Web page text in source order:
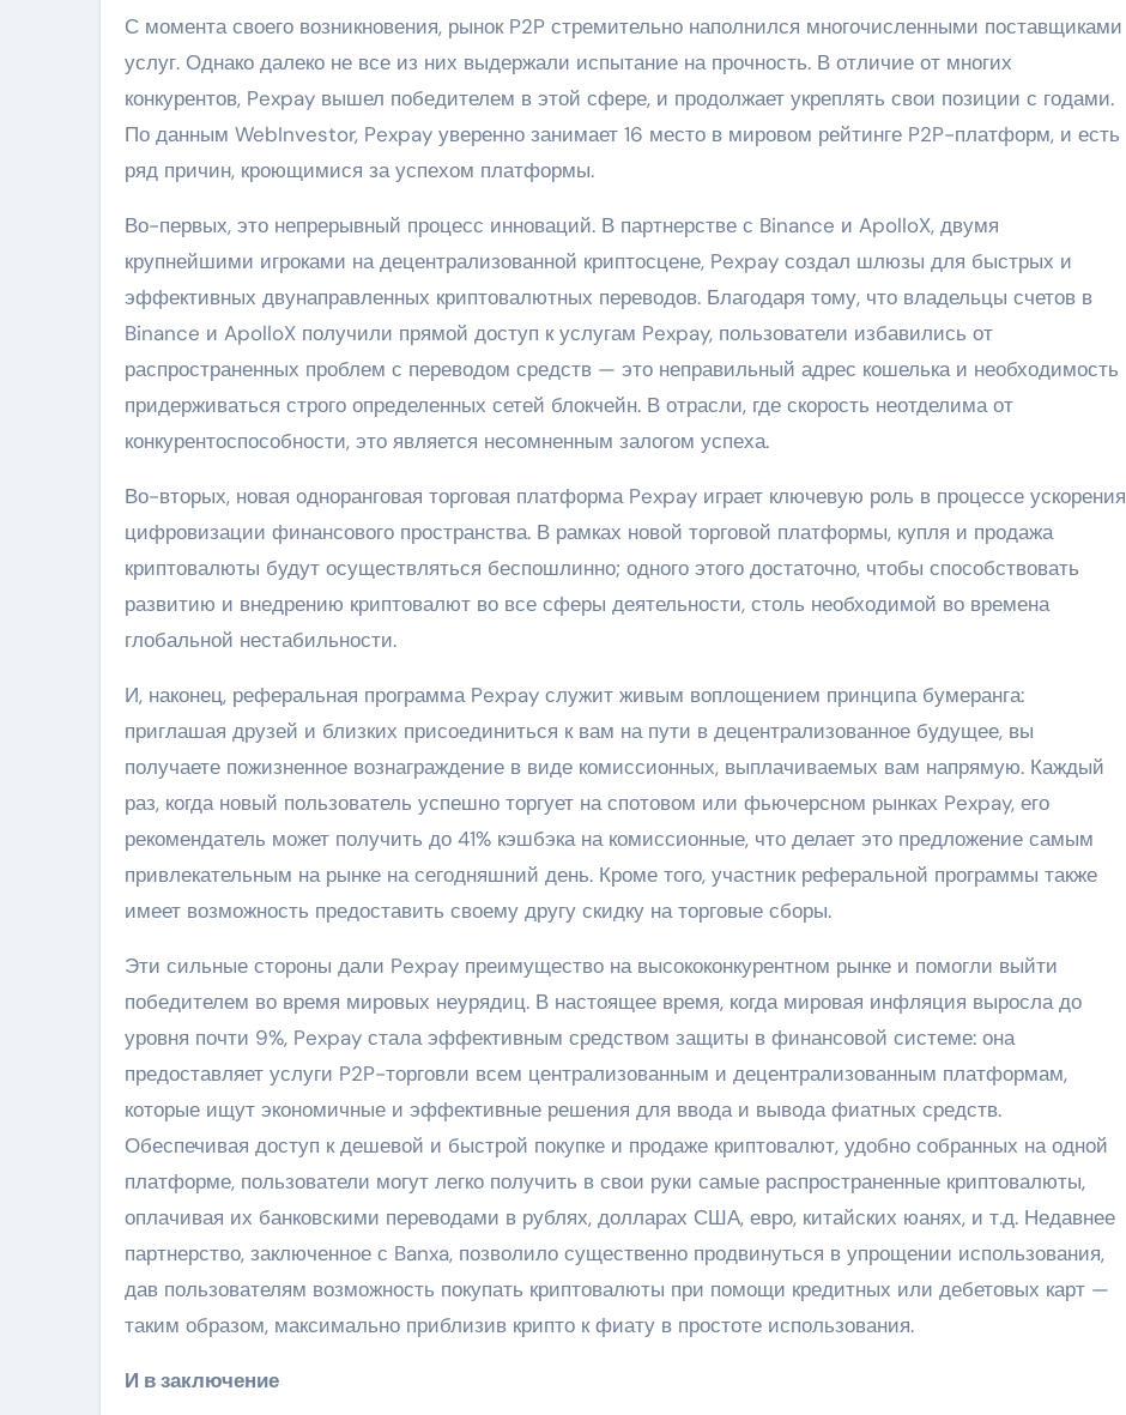
С момента своего возникновения, рынок P2P стремительно наполнился многочисленными поставщиками
услуг. Однако далеко не все из них выдержали испытание на прочность. В отличие от многих
конкурентов, Pexpay вышел победителем в этой сфере, и продолжает укреплять свои позиции с годами.
По данным WebInvestor, Pexpay уверенно занимает 16 место в мировом рейтинге P2P-платформ, и есть
ряд причин, кроющимися за успехом платформы.
Во-первых, это непрерывный процесс инноваций. В партнерстве с Binance и ApolloX, двумя
крупнейшими игроками на децентрализованной криптосцене, Pexpay создал шлюзы для быстрых и
эффективных двунаправленных криптовалютных переводов. Благодаря тому, что владельцы счетов в
Binance и ApolloX получили прямой доступ к услугам Pexpay, пользователи избавились от
распространенных проблем с переводом средств — это неправильный адрес кошелька и необходимость
придерживаться строго определенных сетей блокчейн. В отрасли, где скорость неотделима от
конкурентоспособности, это является несомненным залогом успеха.
Во-вторых, новая одноранговая торговая платформа Pexpay играет ключевую роль в процессе ускорения
цифровизации финансового пространства. В рамках новой торговой платформы, купля и продажа
криптовалюты будут осуществляться беспошлинно; одного этого достаточно, чтобы способствовать
развитию и внедрению криптовалют во все сферы деятельности, столь необходимой во времена
глобальной нестабильности.
И, наконец, реферальная программа Pexpay служит живым воплощением принципа бумеранга:
приглашая друзей и близких присоединиться к вам на пути в децентрализованное будущее, вы
получаете пожизненное вознаграждение в виде комиссионных, выплачиваемых вам напрямую. Каждый
раз, когда новый пользователь успешно торгует на спотовом или фьючерсном рынках Pexpay, его
рекомендатель может получить до 41% кэшбэка на комиссионные, что делает это предложение самым
привлекательным на рынке на сегодняшний день. Кроме того, участник реферальной программы также
имеет возможность предоставить своему другу скидку на торговые сборы.
Эти сильные стороны дали Pexpay преимущество на высококонкурентном рынке и помогли выйти
победителем во время мировых неурядиц. В настоящее время, когда мировая инфляция выросла до
уровня почти 9%, Pexpay стала эффективным средством защиты в финансовой системе: она
предоставляет услуги P2P-торговли всем централизованным и децентрализованным платформам,
которые ищут экономичные и эффективные решения для ввода и вывода фиатных средств.
Обеспечивая доступ к дешевой и быстрой покупке и продаже криптовалют, удобно собранных на одной
платформе, пользователи могут легко получить в свои руки самые распространенные криптовалюты,
оплачивая их банковскими переводами в рублях, долларах США, евро, китайских юанях, и т.д. Недавнее
партнерство, заключенное с Banxa, позволило существенно продвинуться в упрощении использования,
дав пользователям возможность покупать криптовалюты при помощи кредитных или дебетовых карт —
таким образом, максимально приблизив крипто к фиату в простоте использования.
И в заключение